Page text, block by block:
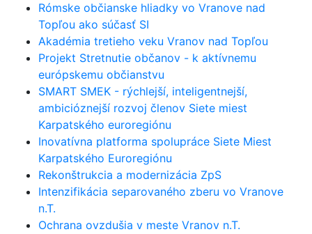
Rómske občianske hliadky vo Vranove nad
Topľou ako súčasť SI
Akadémia tretieho veku Vranov nad Topľou
Projekt Stretnutie občanov - k aktívnemu
európskemu občianstvu
SMART SMEK - rýchlejší, inteligentnejší,
ambicióznejší rozvoj členov Siete miest
Karpatského euroregiónu
Inovatívna platforma spolupráce Siete Miest
Karpatského Euroregiónu
Rekonštrukcia a modernizácia ZpS
Intenzifikácia separovaného zberu vo Vranove
n.T.
Ochrana ovzdušia v meste Vranov n.T.